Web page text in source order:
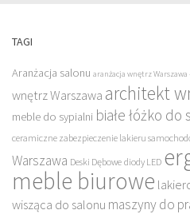
TAGI
Aranżacja salonu aranżacja wnętrz
wnętrz Warszawa architekt
meble do sypialni białe łóżko do
ceramiczne zabezpieczenie lakieru
Warszawa Deski Dębowe diody LED
meble biurowe
wisząca do salonu maszyny do